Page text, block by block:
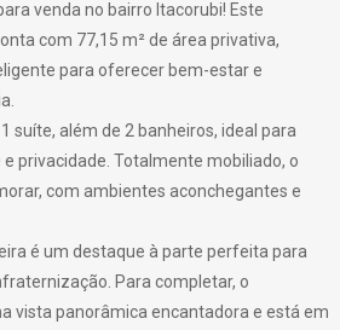
venda no bairro Itacorubi! Este
com 77,15 m² de área privativa,
para oferecer bem-estar e
suíte, além de 2 banheiros, ideal para
privacidade. Totalmente mobiliado, o
com ambientes aconchegantes e
é um destaque à parte perfeita para
Para completar, o
vista panorâmica encantadora e está em